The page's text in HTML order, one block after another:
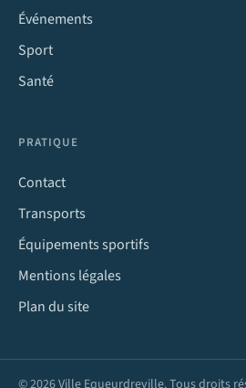
Événements
Sport
Santé
PRATIQUE
Contact
Transports
Équipements sportifs
Mentions légales
Plan du site